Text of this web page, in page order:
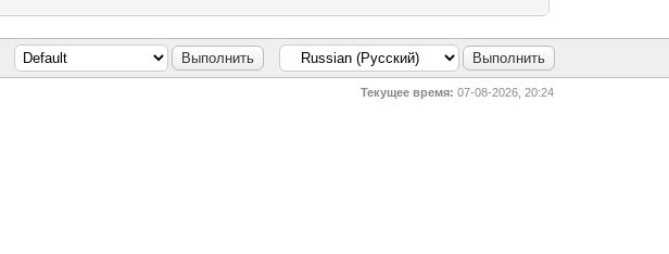
Текущее время: 07-08-2026, 20:24